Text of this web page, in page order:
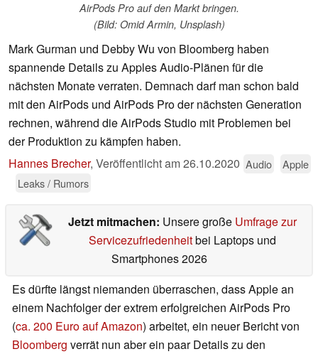
AirPods Pro auf den Markt bringen.
(Bild: Omid Armin, Unsplash)
Mark Gurman und Debby Wu von Bloomberg haben
spannende Details zu Apples Audio-Plänen für die
nächsten Monate verraten. Demnach darf man schon bald
mit den AirPods und AirPods Pro der nächsten Generation
rechnen, während die AirPods Studio mit Problemen bei
der Produktion zu kämpfen haben.
Hannes Brecher, Veröffentlicht am26.10.2020 Audio
Apple
Leaks / Rumors
Jetzt mitmachen: Unsere große Umfrage zur
Servicezufriedenheitbei Laptops und
Smartphones 2026
Es dürfte längst niemanden überraschen, dass Apple an
einem Nachfolger der extrem erfolgreichen AirPods Pro
(ca. 200 Euro auf Amazon) arbeitet, ein neuer Bericht von
Bloomberg verrät nun aber ein paar Details zu den